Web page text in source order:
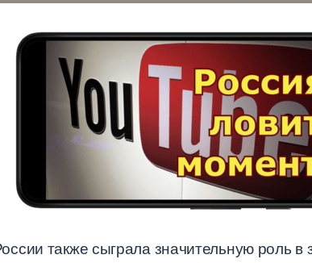
также сыграла значительную роль